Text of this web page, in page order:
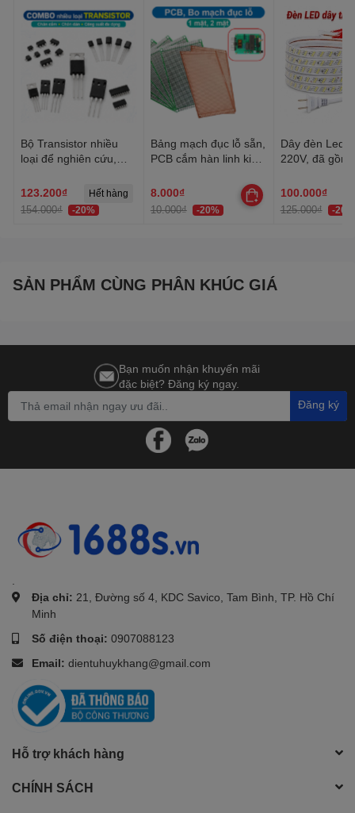
Bộ Transistor nhiều
loại để nghiên cứu,
123.200₫
154.000₫ -20%
Hết hàng
Bảng mạch đục lỗ sẵn,
PCB cắm hàn linh kiện
8.000₫
10.000₫ -20%
Dây đèn Led
220V, đã gồm
trang trí quấn
trần, lễ Tết
100.000₫
125.000₫ -20%
SẢN PHẨM CÙNG PHÂN KHÚC GIÁ
Bạn muốn nhận khuyến mãi
đặc biệt? Đăng ký ngay.
Đăng ký
Địa chỉ: 21, Đường số 4, KDC Savico, Tam Bình, TP. Hồ Chí
Minh
Số điện thoại: 0907088123
Email: dientuhuykhang@gmail.com
Hỗ trợ khách hàng
CHÍNH SÁCH